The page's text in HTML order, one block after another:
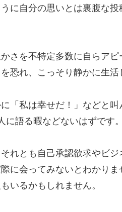
に自分の思いとは裏腹な
さを不特定多数に自らア
恐れ、こっそり静かに生活
「私は幸せだ！」などと
語る暇などないはずです。
れとも自己承認欲求やビ
に会ってみないとわかり
いるかもしれません。